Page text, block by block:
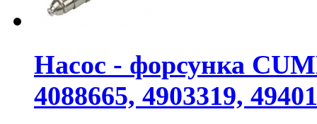
Насос - форсунка
4088665, 4903319,